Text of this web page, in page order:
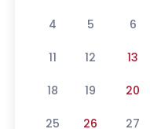
4 5 6
11 12 13
18 19 20
25 26 27